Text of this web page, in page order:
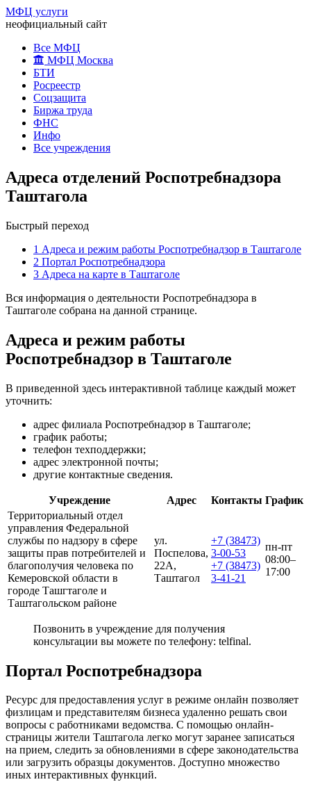
МФЦ услуги
неофициальный сайт
Все МФЦ
МФЦ Москва
БТИ
Росреестр
Соцзащита
Биржа труда
ФНС
Инфо
Все учреждения
Адреса отделений Роспотребнадзора
Таштагола
Быстрый переход
1 Адреса и режим работы Роспотребнадзор в Таштаголе
2 Портал Роспотребнадзора
3 Адреса на карте в Таштаголе
Вся информация о деятельности Роспотребнадзора в
Таштаголе собрана на данной странице.
Адреса и режим работы
Роспотребнадзор в Таштаголе
В приведенной здесь интерактивной таблице каждый может
уточнить:
адрес филиала Роспотребнадзор в Таштаголе;
график работы;
телефон техподдержки;
адрес электронной почты;
другие контактные сведения.
Учреждение Адрес Контакты График
Территориальный отдел
управления Федеральной
службы по надзору в сфере
защиты прав потребителей и
благополучия человека по
Кемеровской области в
городе Ташгтаголе и
Таштагольском районе
ул.
Поспелова,
22А,
Таштагол
+7 (38473)
3-00-53
+7 (38473)
3-41-21
пн-пт
08:00–
17:00
Позвонить в учреждение для получения
консультации вы можете по телефону: telfinal.
Портал Роспотребнадзора
Ресурс для предоставления услуг в режиме онлайн позволяет
физлицам и представителям бизнеса удаленно решать свои
вопросы с работниками ведомства. С помощью онлайн-
страницы жители Таштагола легко могут заранее записаться
на прием, следить за обновлениями в сфере законодательства
или загрузить образцы документов. Доступно множество
иных интерактивных функций.